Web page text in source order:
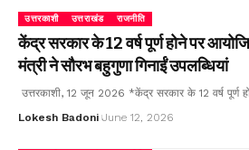
उत्तरकाशी उत्तराखंड राजनीति
केंद्र सरकार के 12 वर्ष पूर्ण होने पर
मंत्री ने सौरभ बहुगुणा गिनाईं उपलब्धियां
उत्तरकाशी, 12 जून 2026 *केंद्र सरकार के 12 वर्ष पूर्ण
Lokesh Badoni June 12, 2026